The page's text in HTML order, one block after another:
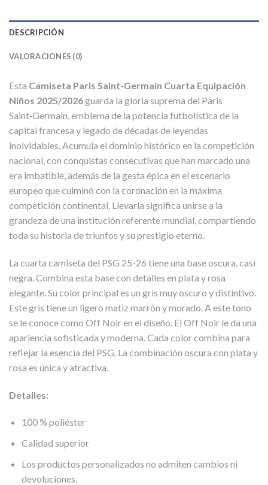
DESCRIPCIÓN
VALORACIONES (0)
Esta Camiseta Paris Saint-Germain Cuarta Equipación
Niños 2025/2026guarda la gloria suprema del Paris
Saint‑Germain, emblema de la potencia futbolística de la
capital francesa y legado de décadas de leyendas
inolvidables. Acumula el dominio histórico en la competición
nacional, con conquistas consecutivas que han marcado una
era imbatible, además de la gesta épica en el escenario
europeo que culminó con la coronación en la máxima
competición continental. Llevarla significa unirse a la
grandeza de una institución referente mundial, compartiendo
toda su historia de triunfos y su prestigio eterno.
La cuarta camiseta del PSG 25-26 tiene una base oscura, casi
negra. Combina esta base con detalles en plata y rosa
elegante. Su color principal es un gris muy oscuro y distintivo.
Este gris tiene un ligero matiz marrón y morado. A este tono
se le conoce como Off Noir en el diseño. El Off Noir le da una
apariencia sofisticada y moderna. Cada color combina para
reflejar la esencia del PSG. La combinación oscura con plata y
rosa es única y atractiva.
Detalles:
100 % poliéster
Calidad superior
Los productos personalizados no admiten cambios ni
devoluciones.